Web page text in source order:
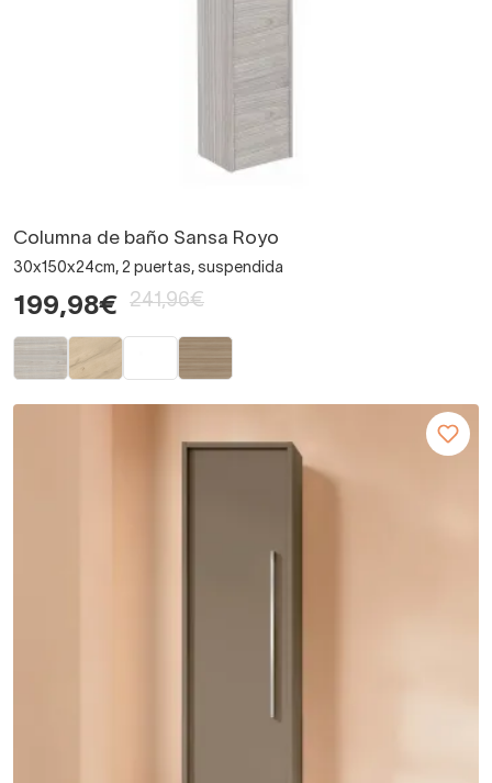
Columna de baño Sansa Royo
30x150x24cm, 2 puertas, suspendida
199,98€ 241,96€